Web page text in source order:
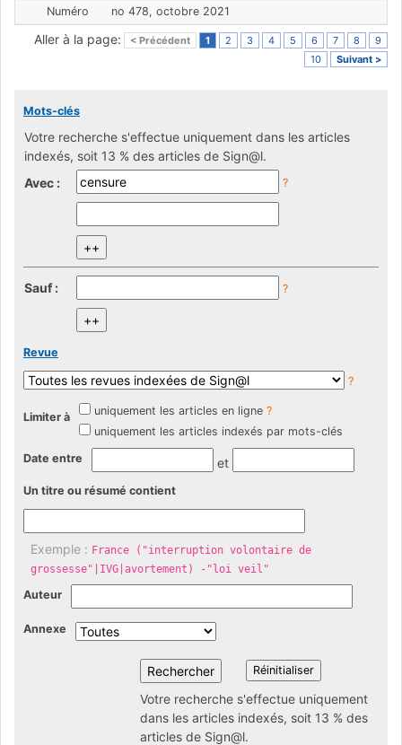
no 478, octobre 2021
Aller à la page: < Précédent 1 2 3 4 5 6 7 8
9
10
Suivant >
Mots-clés
Votre recherche s'effectue uniquement dans les articles
indexés, soit 13 % des articles de Sign@l.
Avec :
?
Sauf : ?
Revue
?
Limiter à uniquement les articles en ligne ?
uniquement les articles indexés par mots-clés
Date entre et
Un titre ou résumé contient
Exemple : France ("interruption volontaire de
grossesse"|IVG|avortement) -"loi veil"
Auteur
Annexe
Votre recherche s'effectue uniquement
dans les articles indexés, soit 13 % des
articles de Sign@l.